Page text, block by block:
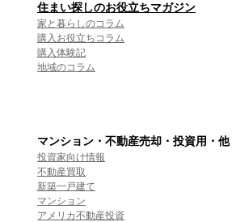
住まい探しのお役立ちマガジン
家と暮らしのコラム
購入お役立ちコラム
購入体験記
地域のコラム
マンション・不動産売却・投資用・他
投資家向け情報
不動産買取
新築一戸建て
マンション
アメリカ不動産投資